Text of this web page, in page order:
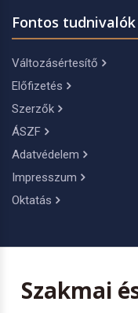
Fontos tudnivalók
Változásértesítő
Előfizetés
Szerzők
ÁSZF
Adatvédelem
Impresszum
Oktatás
Szakmai